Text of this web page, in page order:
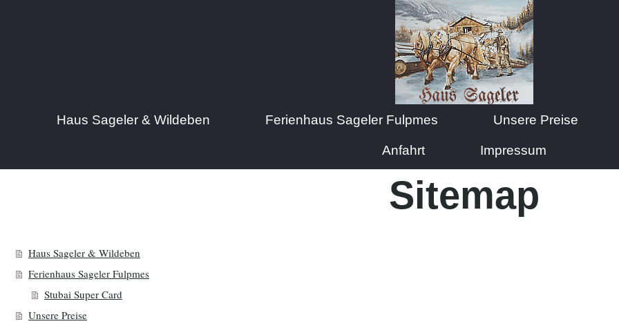
Haus Sageler & Wildeben Ferienhaus Sageler Fulpmes Unsere Preise
Anfahrt Impressum
Sitemap
Haus Sageler & Wildeben
Ferienhaus Sageler Fulpmes
Stubai Super Card
Unsere Preise